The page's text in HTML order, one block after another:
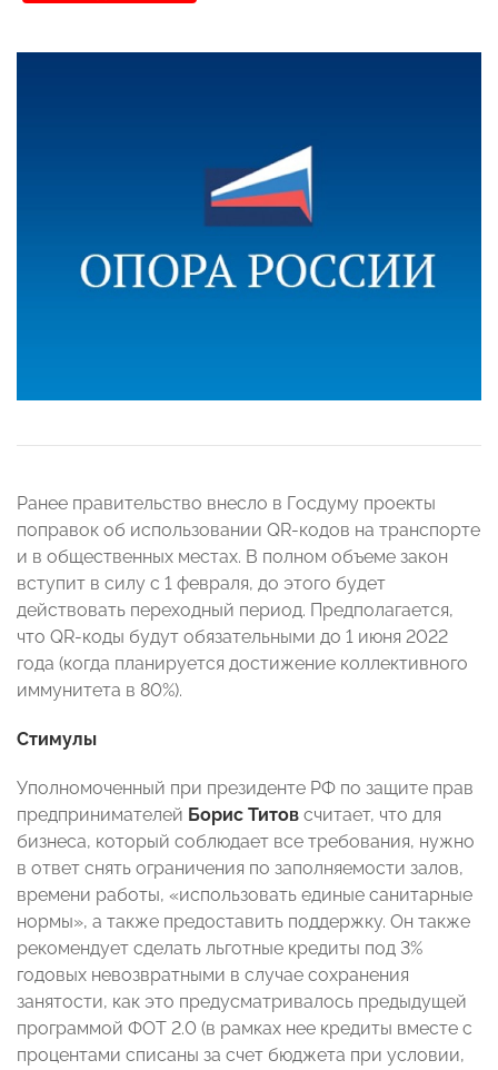
Ранее правительство внесло в Госдуму проекты
поправок об использовании QR-кодов на транспорте
и в общественных местах. В полном объеме закон
вступит в силу с 1 февраля, до этого будет
действовать переходный период. Предполагается,
что QR-коды будут обязательными до 1 июня 2022
года (когда планируется достижение коллективного
иммунитета в 80%).
Стимулы
Уполномоченный при президенте РФ по защите прав
предпринимателей Борис Титов считает, что для
бизнеса, который соблюдает все требования, нужно
в ответ снять ограничения по заполняемости залов,
времени работы, «использовать единые санитарные
нормы», а также предоставить поддержку. Он также
рекомендует сделать льготные кредиты под 3%
годовых невозвратными в случае сохранения
занятости, как это предусматривалось предыдущей
программой ФОТ 2.0 (в рамках нее кредиты вместе с
процентами списаны за счет бюджета при условии,